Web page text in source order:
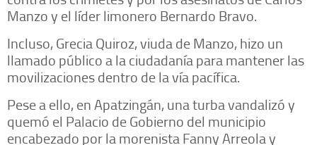
Manzo y el líder limonero Bernardo Bravo.
Incluso, Grecia Quiroz, viuda de Manzo, hizo un
llamado público a la ciudadanía para mantener las
movilizaciones dentro de la vía pacífica.
Pese a ello, en Apatzingán, una turba vandalizó y
quemó el Palacio de Gobierno del municipio
encabezado por la morenista Fanny Arreola y